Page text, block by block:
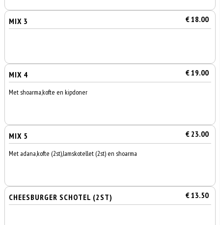
MIX 3 € 18.00
MIX 4 € 19.00
Met shoarma,kofte en kipdoner
MIX 5 € 23.00
Met adana,kofte (2st),lamskotellet (2st) en shoarma
CHEESBURGER SCHOTEL (2ST) € 13.50